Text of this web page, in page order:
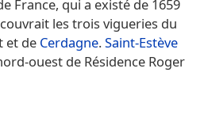
France, qui a existé de 1659
les trois vigueries du
et de Cerdagne.Saint-Estève
ouest de Résidence Roger